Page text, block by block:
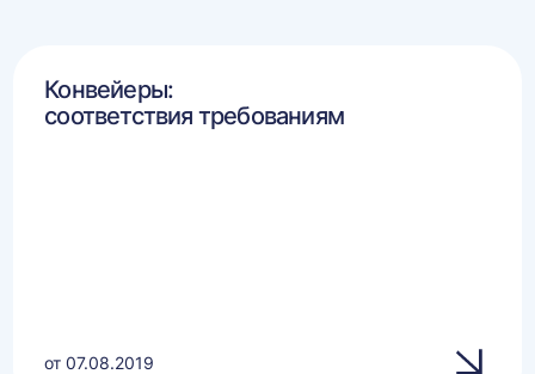
Конвейеры:
соответствия требованиям
от 07.08.2019